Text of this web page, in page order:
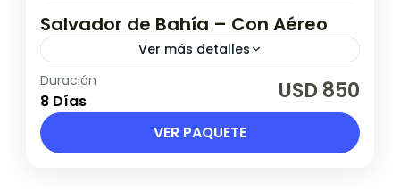
Salvador de Bahía – Con Aéreo
Ver más detalles
Vigente hasta el 30 noviembre 2026.
Brasil
1 Persona en base doble
Duración
8 Días USD 850
VER PAQUETE